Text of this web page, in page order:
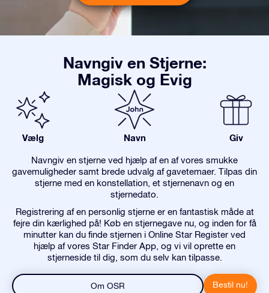
Navngiv en Stjerne:
Magisk og Evig
Vælg Navn Giv
Navngiv en stjerne ved hjælp af en af vores smukke
gavemuligheder samt brede udvalg af gavetemaer. Tilpas din
stjerne med en konstellation, et stjernenavn og en
stjernedato.
Registrering af en personlig stjerne er en fantastisk måde at
fejre din kærlighed på! Køb en stjernegave nu, og inden for få
minutter kan du finde stjernen i Online Star Register ved
hjælp af vores Star Finder App, og vi vil oprette en
stjerneside til dig, som du selv kan tilpasse.
Om OSR Bestil nu!